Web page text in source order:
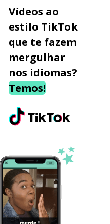
Vídeos ao
estilo TikTok
que te fazem
mergulhar
nos idiomas?
Temos!